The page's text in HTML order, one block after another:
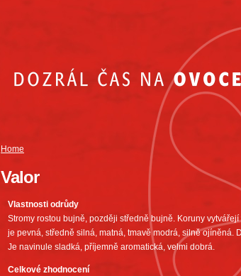
Home
Valor
Vlastnosti odrůdy
Stromy rostou bujně, později středně bujně. Koruny
je pevná, středně silná, matná, tmavě modrá, silně
Je navinule sladká, příjemně aromatická, velmi dobrá.
Celkové zhodnocení